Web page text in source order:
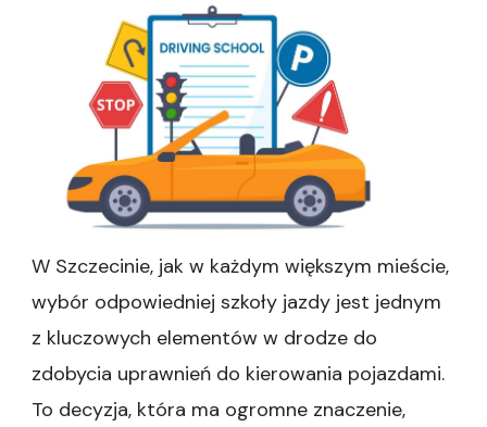
zdobyć
podczas
jazd
doszkalających
w
Szczecinie
W Szczecinie, jak w każdym większym mieście,
wybór odpowiedniej szkoły jazdy jest jednym
z kluczowych elementów w drodze do
zdobycia uprawnień do kierowania pojazdami.
To decyzja, która ma ogromne znaczenie,